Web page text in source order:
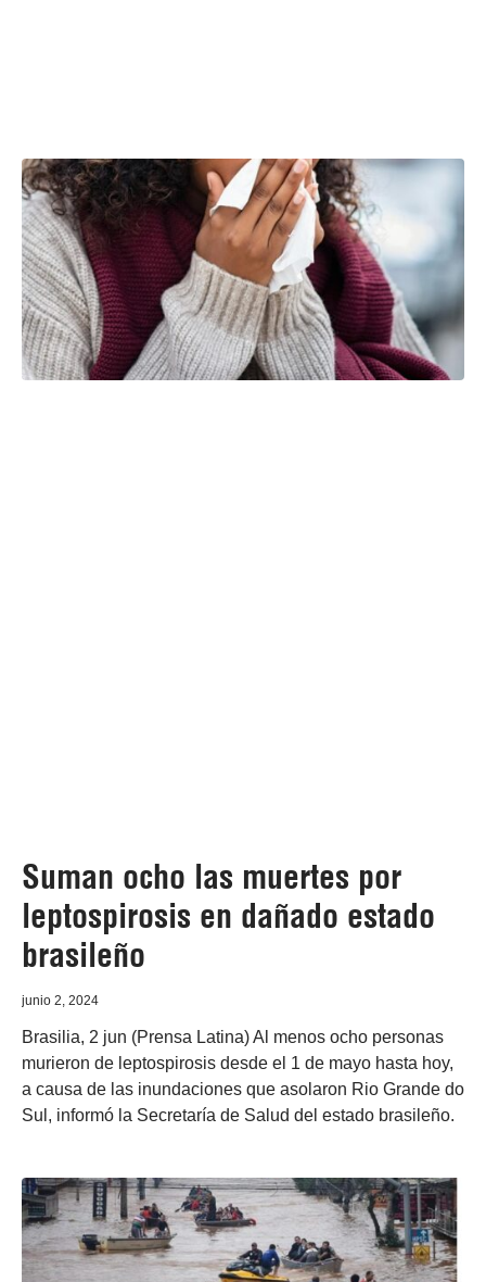
Suman ocho las muertes por
leptospirosis en dañado estado
brasileño
junio 2, 2024
Brasilia, 2 jun (Prensa Latina) Al menos ocho personas
murieron de leptospirosis desde el 1 de mayo hasta hoy,
a causa de las inundaciones que asolaron Rio Grande do
Sul, informó la Secretaría de Salud del estado brasileño.